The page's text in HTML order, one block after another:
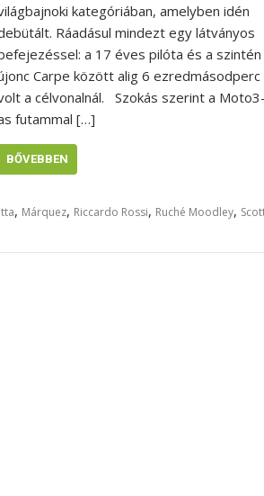
kategóriában, amelyben idén
Ráadásul mindezt egy látványos
a 17 éves pilóta és a szintén
Carpe között alig 6 ezredmásodperc
a célvonalnál. Szokás szerint a Moto3-
futammal […]
BŐVEBBEN
, Márquez, Riccardo Rossi, Ruché Moodley,